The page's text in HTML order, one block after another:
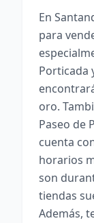
En
para
Porticada
oro.
Paseo de
cuenta
horarios
son
tiendas
Además,